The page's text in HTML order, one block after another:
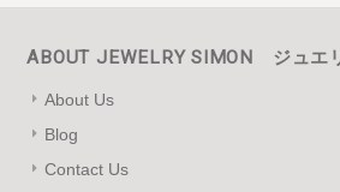
ABOUT JEWELRY SIMON ジュエ
About Us
Blog
Contact Us